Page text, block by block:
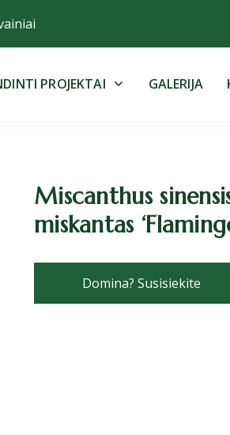
PROJEKTAI GALERIJA
Miscanthus
miskantas
Domina? Susisiekite